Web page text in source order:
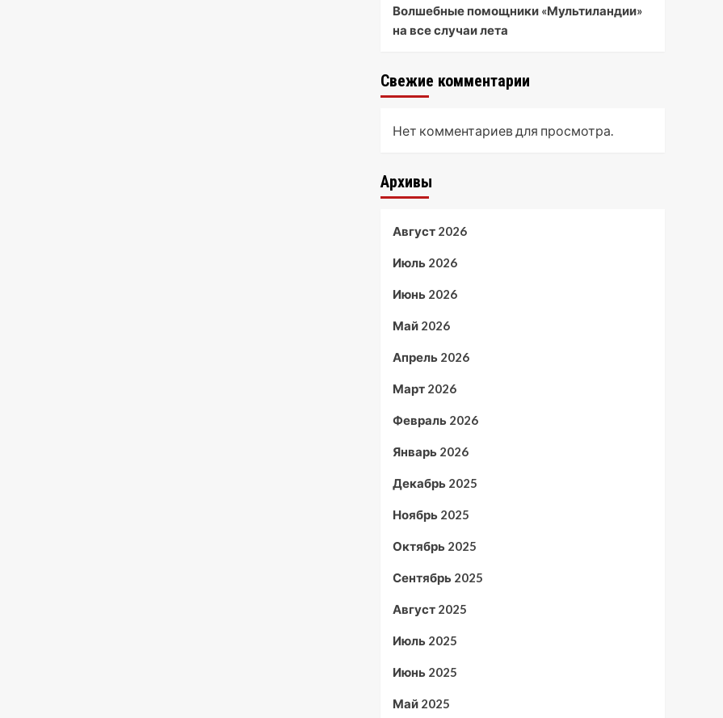
Волшебные помощники «Мультиландии»
на все случаи лета
Свежие комментарии
Нет комментариев для просмотра.
Архивы
Август 2026
Июль 2026
Июнь 2026
Май 2026
Апрель 2026
Март 2026
Февраль 2026
Январь 2026
Декабрь 2025
Ноябрь 2025
Октябрь 2025
Сентябрь 2025
Август 2025
Июль 2025
Июнь 2025
Май 2025